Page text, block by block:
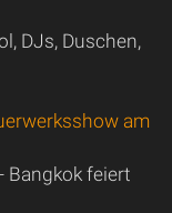
DJs, Duschen,
am
Bangkok feiert